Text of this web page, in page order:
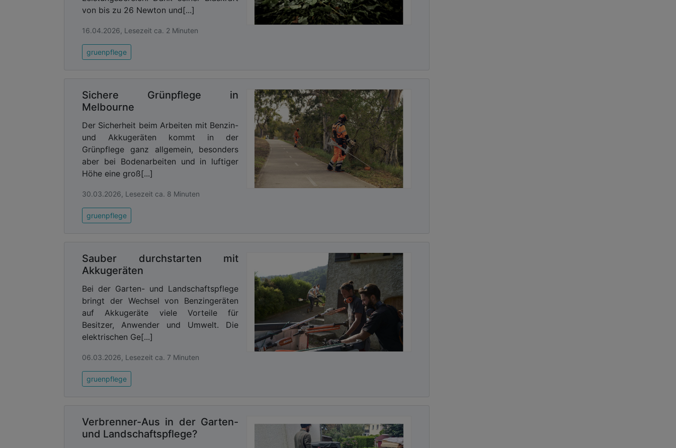
von bis zu 26 Newton und[...]
16.04.2026, Lesezeit ca. 2 Minuten
gruenpflege
Sichere Grünpflege in
Melbourne
Der Sicherheit beim Arbeiten mit Benzin-
und Akkugeräten kommt in der
Grünpflege ganz allgemein, besonders
aber bei Bodenarbeiten und in luftiger
Höhe eine groß[...]
30.03.2026, Lesezeit ca. 8 Minuten
gruenpflege
Sauber durchstarten mit
Akkugeräten
Bei der Garten- und Landschaftspflege
bringt der Wechsel von Benzingeräten
auf Akkugeräte viele Vorteile für
Besitzer, Anwender und Umwelt. Die
elektrischen Ge[...]
06.03.2026, Lesezeit ca. 7 Minuten
gruenpflege
Verbrenner-Aus in der Garten-
und Landschaftspflege?